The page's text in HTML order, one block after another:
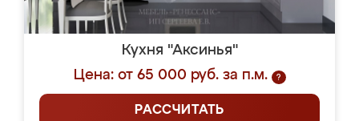
Кухня "Аксинья"
Цена: от 65 000 руб. за п.м.
?
РАССЧИТАТЬ